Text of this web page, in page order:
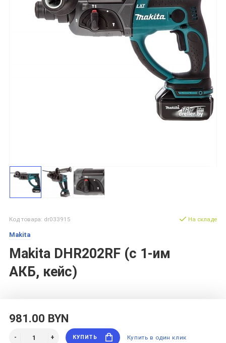
Код товара: dr033915
Makita
Makita DHR202RF (с 1-им
АКБ, кейс)
На складе
981.00 BYN
КУПИТЬ Купить в один клик